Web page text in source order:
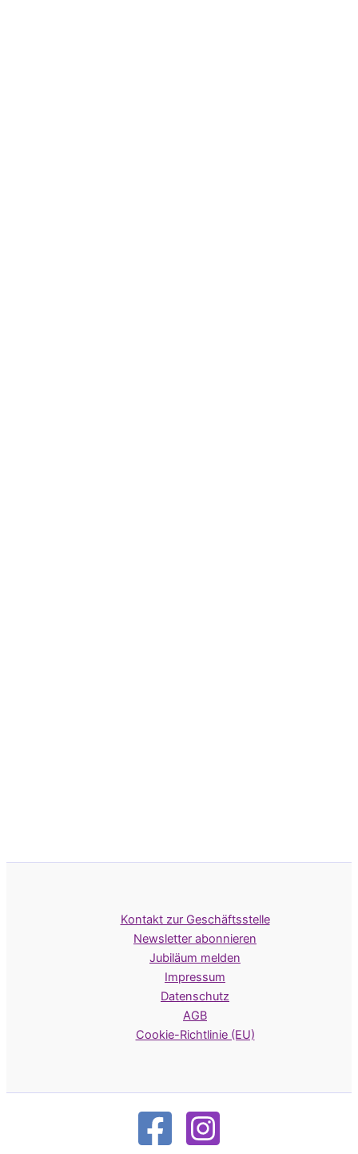
Kontakt zur Geschäftsstelle
Newsletter abonnieren
Jubiläum melden
Impressum
Datenschutz
AGB
Cookie-Richtlinie (EU)